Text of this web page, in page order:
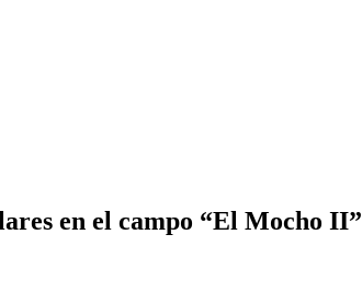
en el campo “El Mocho II”